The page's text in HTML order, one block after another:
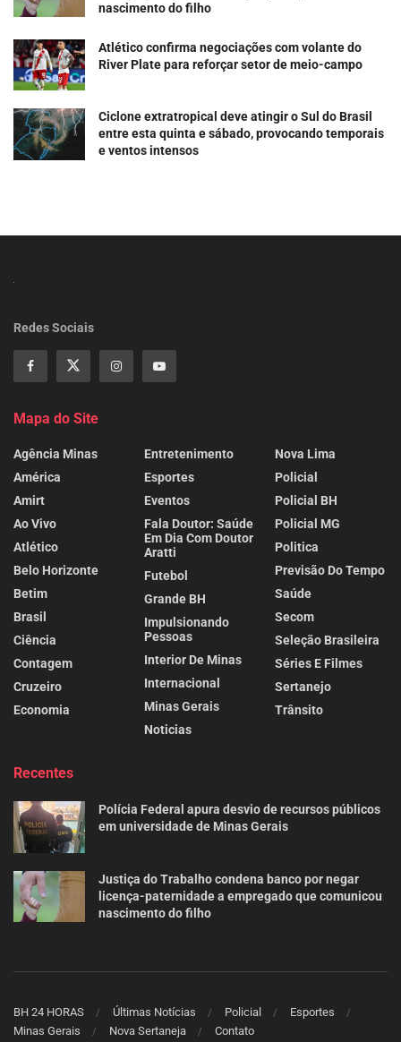
nascimento do filho
Atlético confirma negociações com volante do
River Plate para reforçar setor de meio-campo
Ciclone extratropical deve atingir o Sul do Brasil
entre esta quinta e sábado, provocando temporais
e ventos intensos
Redes Sociais
Mapa do Site
Agência Minas
América
Amirt
Ao Vivo
Atlético
Belo Horizonte
Betim
Brasil
Ciência
Contagem
Cruzeiro
Economia
Entretenimento
Esportes
Eventos
Fala Doutor: Saúde
Em Dia Com Doutor
Aratti
Futebol
Grande BH
Impulsionando
Pessoas
Interior De Minas
Internacional
Minas Gerais
Noticias
Nova Lima
Policial
Policial BH
Policial MG
Politica
Previsão Do Tempo
Saúde
Secom
Seleção Brasileira
Séries E Filmes
Sertanejo
Trânsito
Recentes
Polícia Federal apura desvio de recursos públicos
em universidade de Minas Gerais
Justiça do Trabalho condena banco por negar
licença-paternidade a empregado que comunicou
nascimento do filho
BH 24 HORAS Últimas Notícias Policial
Esportes
Minas Gerais
Nova Sertaneja Contato